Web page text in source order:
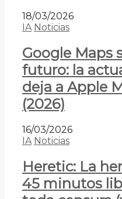
18/03/2026
IA Noticias
Google Maps
futuro: la
deja a Apple
(2026)
16/03/2026
IA Noticias
Heretic: La
45 minutos